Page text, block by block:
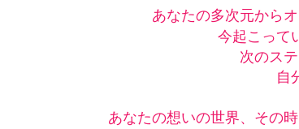
あなたの多次元から
今起こって
次のス
自
あなたの想いの世界、その